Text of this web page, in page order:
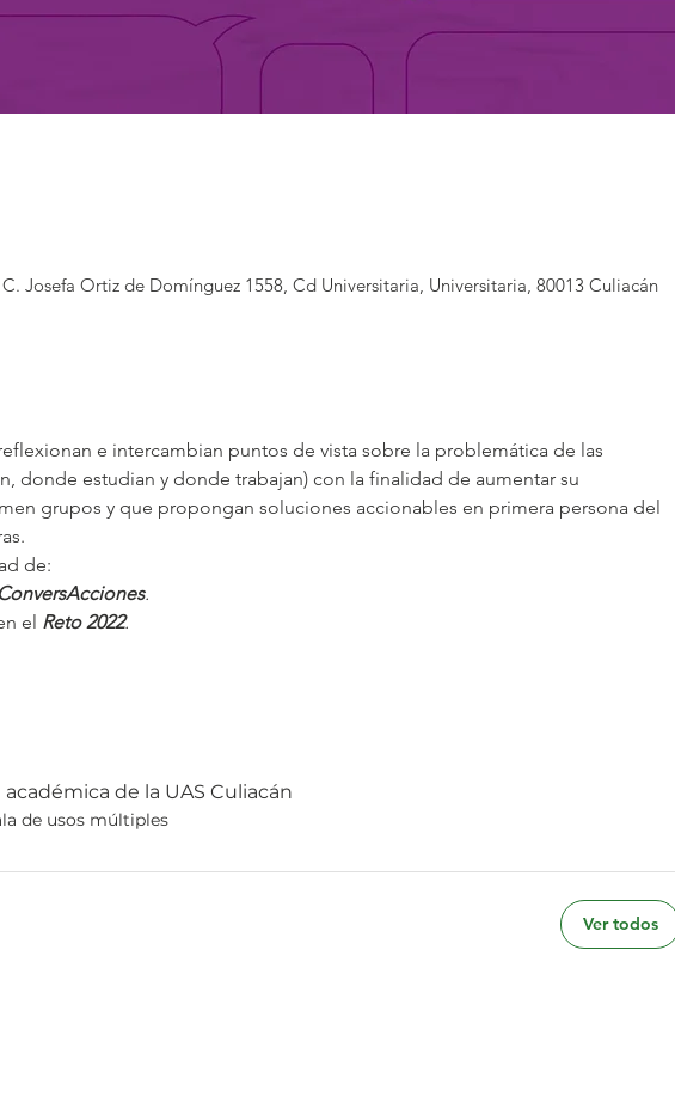
Josefa Ortiz de Domínguez 1558, Cd Universitaria, Universitaria, 80013 Culiacán
e intercambian puntos de vista sobre la problemática de las
donde estudian y donde trabajan) con la finalidad de aumentar su
grupos y que propongan soluciones accionables en primera persona del
de:
ConversAcciones.
el Reto 2022.
académica de la UAS Culiacán
de usos múltiples
Ver todos